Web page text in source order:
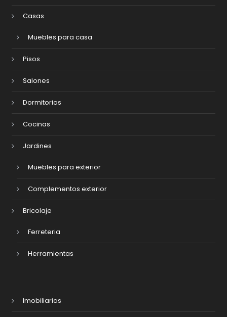
Casas
Muebles para casa
Pisos
Salones
Dormitorios
Cocinas
Jardines
Muebles para exterior
Complementos exterior
Bricolaje
Ferreteria
Herramientas
Imobiliarias